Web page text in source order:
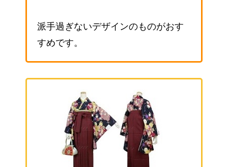
派手過ぎないデザインのものがおす
すめです。